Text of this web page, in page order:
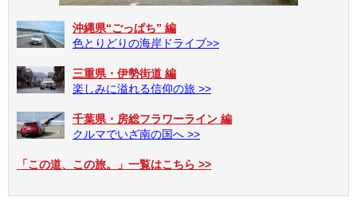
沖縄県“ごっぱち” 編
色とりどりの海岸ドライブ>>
三重県・伊勢街道 編
楽しみに溢れる信仰の旅 >>
千葉県・房総フラワーライン 編
クルマでいざ南の国へ >>
「この道、この旅。」一覧はこちら >>